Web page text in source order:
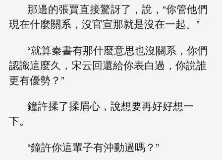
那邊的張賈直接驚訝了，說，“你管他們
現在什麼關系，沒官宣那就是沒在一起。”
“就算秦書有那什麼意思也沒關系，你們
認識這麼久，宋云回還給你表白過，你說誰
更有優勢？”
鐘許揉了揉眉心，說想要再好好想一
下。
“鐘許你這輩子有沖動過嗎？”